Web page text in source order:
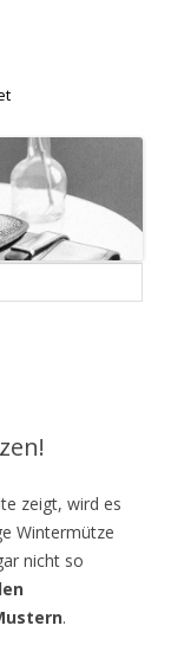
springen
zeigt, wird es
Wintermütze
nicht so
.